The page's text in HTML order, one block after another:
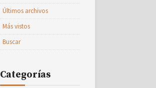
Últimos archivos
Más vistos
Buscar
Categorías